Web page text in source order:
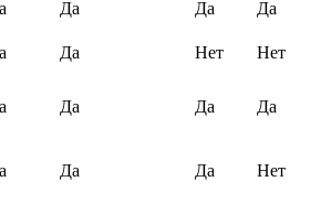
Да Да
Да
Да Нет
Нет
Да Да Да
Да Да Нет